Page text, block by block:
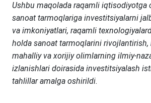
Ushbu maqolada raqamli iqtisodiyotga
sanoat tarmoqlariga investitsiyalarni
va imkoniyatlari, raqamli
holda sanoat tarmoqlarini rivojlantirish,
mahalliy va xorijiy olimlarning ilmiy-
izlanishlari doirasida investitsiyalash
tahlillar amalga oshirildi.